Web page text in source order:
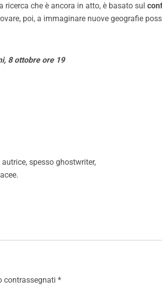
che è ancora in atto, è basato sul
poi, a immaginare nuove geografie
8 ottobre ore 19
spesso ghostwriter,
contrassegnati *